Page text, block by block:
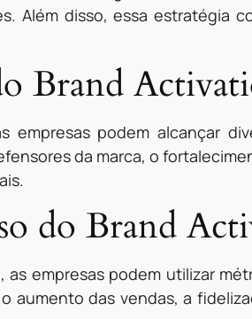
Além disso, essa estratégia
Brand
empresas podem alcançar
da marca, o
do Brand
as empresas podem utilizar
aumento das vendas, a